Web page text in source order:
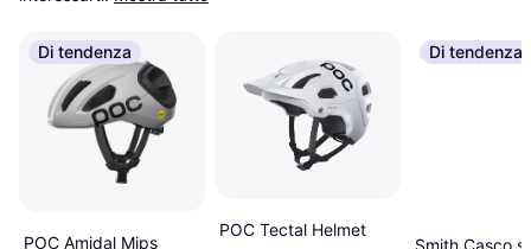
Di tendenza
POC Amidal Mips
POC Tectal Helmet
Di tendenza